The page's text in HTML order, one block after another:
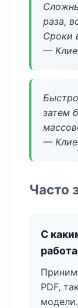
раза,
Сроки
—
затем
—
Часто
С
PDF,
модели.